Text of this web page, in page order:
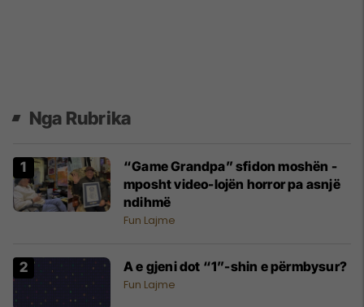
Nga Rubrika
“Game Grandpa” sfidon moshën -
mposht video-lojën horror pa asnjë
ndihmë
Fun Lajme
A e gjeni dot “1”-shin e përmbysur?
Fun Lajme